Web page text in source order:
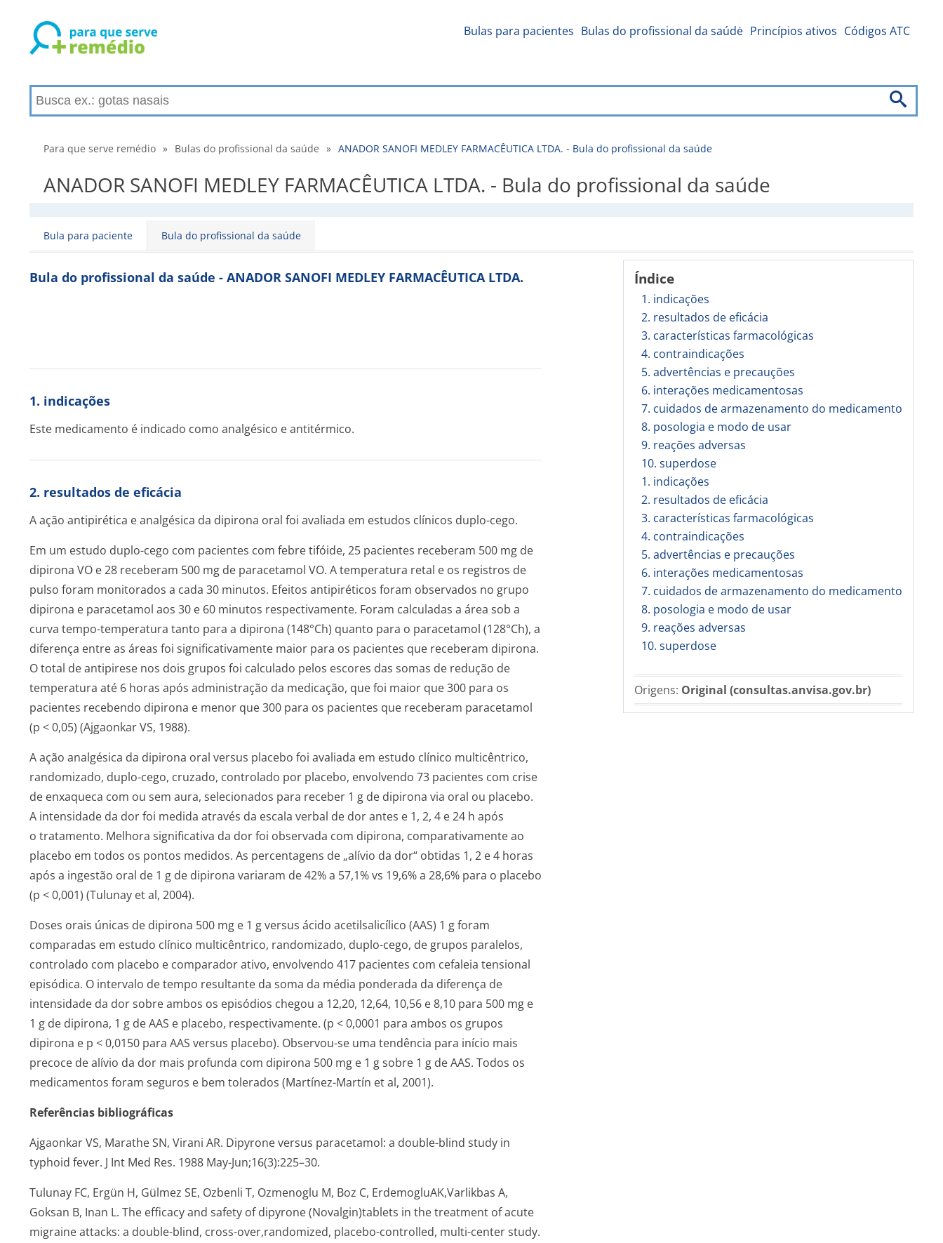
Bulas para pacientes Bulas do profissional da saúdė Princípios ativos Códigos ATC
Para que serve remédio » Bulas do profissional da saúde » ANADOR SANOFI MEDLEY FARMACÊUTICA LTDA. - Bula do profissional da saúde
ANADOR SANOFI MEDLEY FARMACÊUTICA LTDA. - Bula do profissional da saúde
Bula para paciente Bula do profissional da saúde
Índice
1. indicações
2. resultados de eficácia
3. características farmacológicas
4. contraindicações
5. advertências e precauções
6. interações medicamentosas
7. cuidados de armazenamento do medicamento
8. posologia e modo de usar
9. reações adversas
10. superdose
1. indicações
2. resultados de eficácia
3. características farmacológicas
4. contraindicações
5. advertências e precauções
6. interações medicamentosas
7. cuidados de armazenamento do medicamento
8. posologia e modo de usar
9. reações adversas
10. superdose
Origens: Original (consultas.anvisa.gov.br)
Bula do profissional da saúde - ANADOR SANOFI MEDLEY FARMACÊUTICA LTDA.
1. indicações
Este medicamento é indicado como analgésico e antitérmico.
2. resultados de eficácia
A ação antipirética e analgésica da dipirona oral foi avaliada em estudos clínicos duplo-cego.
Em um estudo duplo-cego com pacientes com febre tifóide, 25 pacientes receberam 500 mg de
dipirona VO e 28 receberam 500 mg de paracetamol VO. A temperatura retal e os registros de
pulso foram monitorados a cada 30 minutos. Efeitos antipiréticos foram observados no grupo
dipirona e paracetamol aos 30 e 60 minutos respectivamente. Foram calculadas a área sob a
curva tempo-temperatura tanto para a dipirona (148°Ch) quanto para o paracetamol (128°Ch), a
diferença entre as áreas foi significativamente maior para os pacientes que receberam dipirona.
O total de antipirese nos dois grupos foi calculado pelos escores das somas de redução de
temperatura até 6 horas após administração da medicação, que foi maior que 300 para os
pacientes recebendo dipirona e menor que 300 para os pacientes que receberam paracetamol
(p < 0,05) (Ajgaonkar VS, 1988).
A ação analgésica da dipirona oral versus placebo foi avaliada em estudo clínico multicêntrico,
randomizado, duplo-cego, cruzado, controlado por placebo, envolvendo 73 pacientes com crise
de enxaqueca com ou sem aura, selecionados para receber 1 g de dipirona via oral ou placebo.
A intensidade da dor foi medida através da escala verbal de dor antes e 1, 2, 4 e 24 h após
o tratamento. Melhora significativa da dor foi observada com dipirona, comparativamente ao
placebo em todos os pontos medidos. As percentagens de „alívio da dor“ obtidas 1, 2 e 4 horas
após a ingestão oral de 1 g de dipirona variaram de 42% a 57,1% vs 19,6% a 28,6% para o placebo
(p < 0,001) (Tulunay et al, 2004).
Doses orais únicas de dipirona 500 mg e 1 g versus ácido acetilsalicílico (AAS) 1 g foram
comparadas em estudo clínico multicêntrico, randomizado, duplo-cego, de grupos paralelos,
controlado com placebo e comparador ativo, envolvendo 417 pacientes com cefaleia tensional
episódica. O intervalo de tempo resultante da soma da média ponderada da diferença de
intensidade da dor sobre ambos os episódios chegou a 12,20, 12,64, 10,56 e 8,10 para 500 mg e
1 g de dipirona, 1 g de AAS e placebo, respectivamente. (p < 0,0001 para ambos os grupos
dipirona e p < 0,0150 para AAS versus placebo). Observou-se uma tendência para início mais
precoce de alívio da dor mais profunda com dipirona 500 mg e 1 g sobre 1 g de AAS. Todos os
medicamentos foram seguros e bem tolerados (Martínez-Martín et al, 2001).
Referências bibliográficas
Ajgaonkar VS, Marathe SN, Virani AR. Dipyrone versus paracetamol: a double-blind study in
typhoid fever. J Int Med Res. 1988 May-Jun;16(3):225–30.
Tulunay FC, Ergün H, Gülmez SE, Ozbenli T, Ozmenoglu M, Boz C, ErdemogluAK,Var­likbas A,
Goksan B, Inan L. The efficacy and safety of dipyrone (Novalgin)tablets in the treatment of acute
migraine attacks: a double-blind, cross-over,randomized, placebo-controlled, multi-center study.